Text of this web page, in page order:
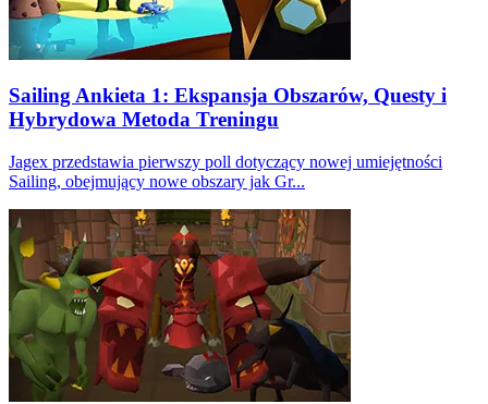
Sailing Ankieta 1: Ekspansja Obszarów, Questy i
Hybrydowa Metoda Treningu
Jagex przedstawia pierwszy poll dotyczący nowej umiejętności
Sailing, obejmujący nowe obszary jak Gr...